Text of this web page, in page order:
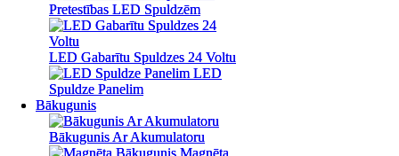
Pretestības LED Spuldzēm
LED Gabarītu Spuldzes 24 Voltu
LED
Spuldze Panelim
Bākugunis
Bākugunis Ar Akumulatoru
Magnēta
Pretestības LED Spuldzēm
LED Gabarītu Spuldzes 24 Voltu
LED
Spuldze Panelim
Bākugunis
Bākugunis Ar Akumulatoru
Magnēta